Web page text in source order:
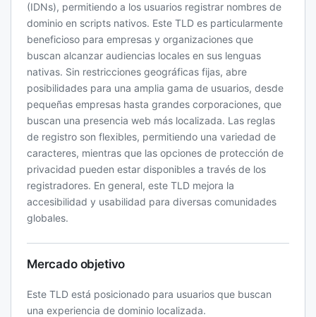
(IDNs), permitiendo a los usuarios registrar nombres de
dominio en scripts nativos. Este TLD es particularmente
beneficioso para empresas y organizaciones que
buscan alcanzar audiencias locales en sus lenguas
nativas. Sin restricciones geográficas fijas, abre
posibilidades para una amplia gama de usuarios, desde
pequeñas empresas hasta grandes corporaciones, que
buscan una presencia web más localizada. Las reglas
de registro son flexibles, permitiendo una variedad de
caracteres, mientras que las opciones de protección de
privacidad pueden estar disponibles a través de los
registradores. En general, este TLD mejora la
accesibilidad y usabilidad para diversas comunidades
globales.
Mercado objetivo
Este TLD está posicionado para usuarios que buscan
una experiencia de dominio localizada.